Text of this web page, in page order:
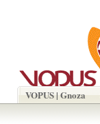
VOPUS | Gnoza